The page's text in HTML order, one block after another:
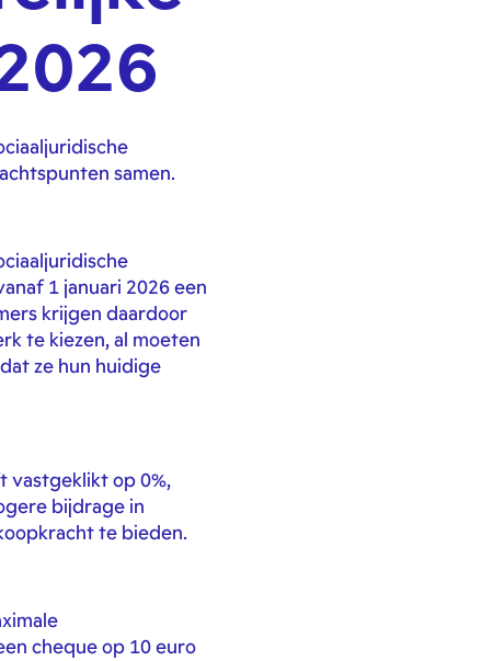
samen.
1 januari 2026 een
krijgen daardoor
te kiezen, al moeten
ze hun huidige
vastgeklikt op 0%,
bijdrage in
te bieden.
cheque op 10 euro